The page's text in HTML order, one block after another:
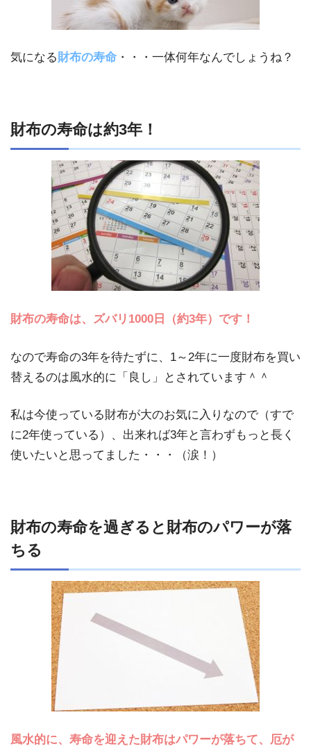
気になる財布の寿命 ・・・一体何年なんでしょうね？
財布の寿命は約3年！
財布の寿命は、ズバリ1000日（約3年）です！
なので寿命の3年を待たずに、1～2年に一度財布を買い
替えるのは風水的に「良し」とされています＾＾
私は今使っている財布が大のお気に入りなので（すで
に2年使っている）、出来れば3年と言わずもっと長く
使いたいと思ってました・・・（涙！）
財布の寿命を過ぎると財布のパワーが落
ちる
風水的に、寿命を迎えた財布はパワーが落ちて、厄が